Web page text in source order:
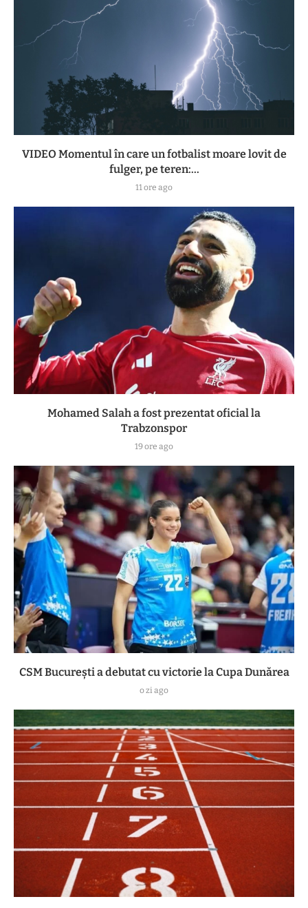
VIDEO Momentul în care un fotbalist moare lovit de
fulger, pe teren:...
11 ore ago
Mohamed Salah a fost prezentat oficial la
Trabzonspor
19 ore ago
CSM București a debutat cu victorie la Cupa Dunărea
o zi ago